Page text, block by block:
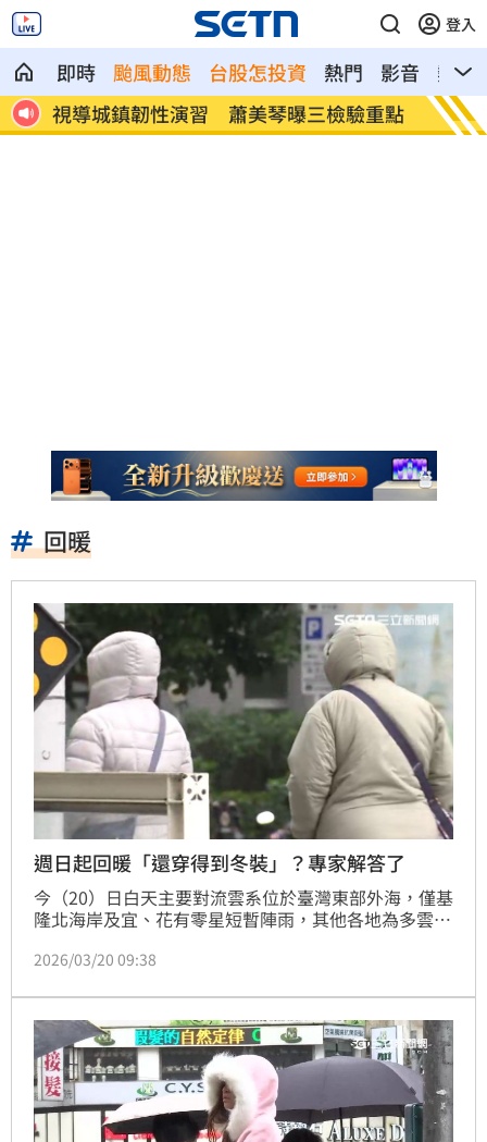
登入
即時 颱風動態 台股怎投資 熱門 影音
熱搜
點
肥大叔國台語教煮菜爆紅 曾創年收破億
阿中
灣
回暖
週日起回暖「還穿得到冬裝」？專家解答了
今（20）日白天主要對流雲系位於臺灣東部外海，僅基
隆北海岸及宜、花有零星短暫陣雨，其他各地為多雲到
花山區可能有局部大雨發生的機率。然而，隨著氣溫逐
此，氣象粉專也解答了。
2026/03/20 09:38